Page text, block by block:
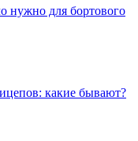
нужно для бортового
какие бывают?